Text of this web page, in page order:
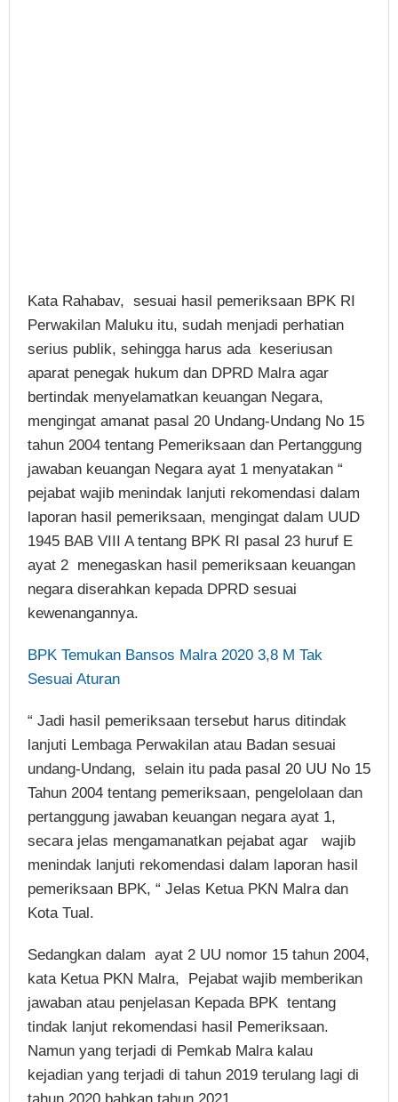
Kata Rahabav, sesuai hasil pemeriksaan BPK RI
Perwakilan Maluku itu, sudah menjadi perhatian
serius publik, sehingga harus ada keseriusan
aparat penegak hukum dan DPRD Malra agar
bertindak menyelamatkan keuangan Negara,
mengingat amanat pasal 20 Undang-Undang No 15
tahun 2004 tentang Pemeriksaan dan Pertanggung
jawaban keuangan Negara ayat 1 menyatakan “
pejabat wajib menindak lanjuti rekomendasi dalam
laporan hasil pemeriksaan, mengingat dalam UUD
1945 BAB VIII A tentang BPK RI pasal 23 huruf E
ayat 2 menegaskan hasil pemeriksaan keuangan
negara diserahkan kepada DPRD sesuai
kewenangannya.
BPK Temukan Bansos Malra 2020 3,8 M Tak
Sesuai Aturan
“ Jadi hasil pemeriksaan tersebut harus ditindak
lanjuti Lembaga Perwakilan atau Badan sesuai
undang-Undang, selain itu pada pasal 20 UU No 15
Tahun 2004 tentang pemeriksaan, pengelolaan dan
pertanggung jawaban keuangan negara ayat 1,
secara jelas mengamanatkan pejabat agar wajib
menindak lanjuti rekomendasi dalam laporan hasil
pemeriksaan BPK, “ Jelas Ketua PKN Malra dan
Kota Tual.
Sedangkan dalam ayat 2 UU nomor 15 tahun 2004,
kata Ketua PKN Malra, Pejabat wajib memberikan
jawaban atau penjelasan Kepada BPK tentang
tindak lanjut rekomendasi hasil Pemeriksaan.
Namun yang terjadi di Pemkab Malra kalau
kejadian yang terjadi di tahun 2019 terulang lagi di